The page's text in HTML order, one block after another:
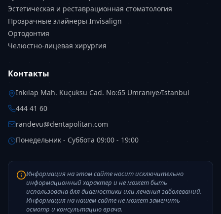
Эстетическая и реставрационная стоматология
Прозрачные элайнеры Invisalign
Ортодонтия
Челюстно-лицевая хирургия
Контакты
İnkılap Mah. Küçüksu Cad. No:65 Ümraniye/İstanbul
444 41 60
randevu@dentapolitan.com
Понедельник - Суббота 09:00 - 19:00
Информация на этом сайте носит исключительно
информационный характер и не может быть
использована для диагностики или лечения заболеваний.
Информация на нашем сайте не может заменить
осмотр и консультацию врача.